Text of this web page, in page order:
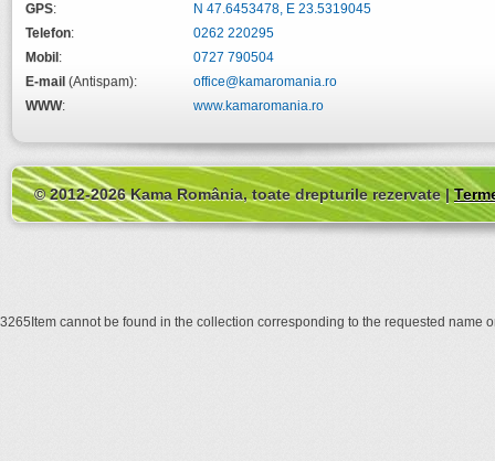
GPS:
N 47.6453478, E 23.5319045
Telefon:
0262 220295
Mobil :
0727 790504
E-mail (Antispam):
office@kamaromania.ro
WWW: www.kamaromania.ro
© 2012-2026 Kama România, toate drepturile rezervate |
3265Item cannot be found in the collection corresponding to the requested name